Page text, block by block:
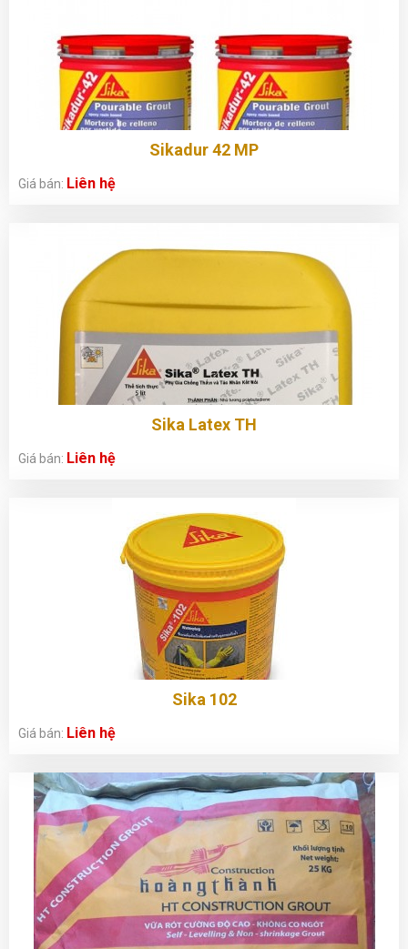
Sikadur 42 MP
Giá bán: Liên hệ
Sika Latex TH
Giá bán: Liên hệ
Sika 102
Giá bán: Liên hệ